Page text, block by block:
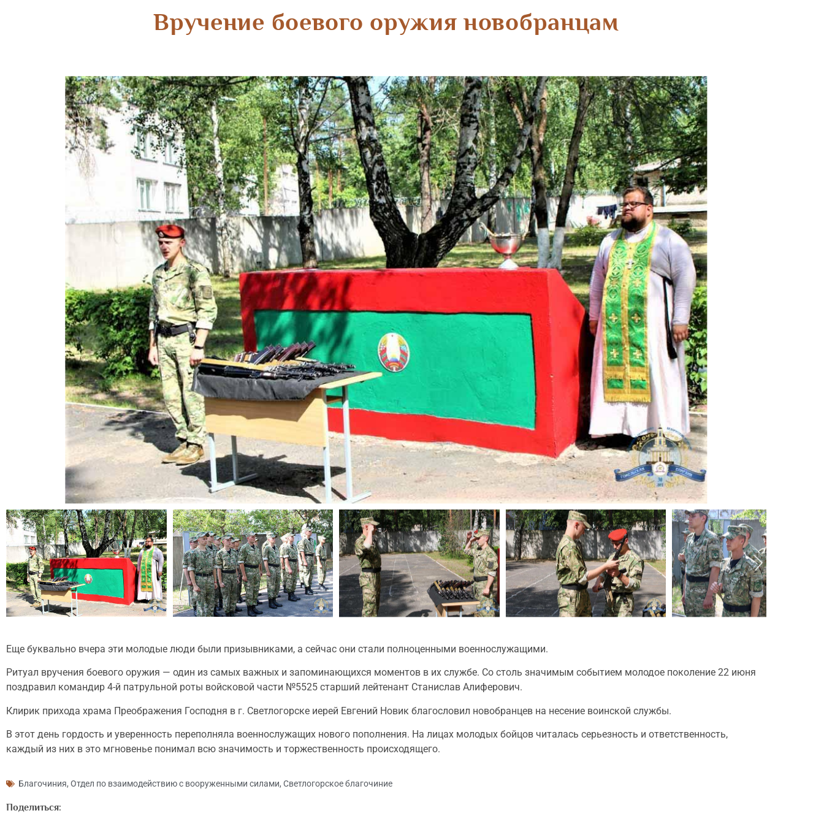
Вручение боевого оружия новобранцам
Еще буквально вчера эти молодые люди были призывниками, а сейчас они стали полноценными военнослужащими.
Ритуал вручения боевого оружия — один из самых важных и запоминающихся моментов в их службе. Со столь значимым событием молодое поколение 22 июня
поздравил командир 4-й патрульной роты войсковой части №5525 старший лейтенант Станислав Алиферович.
Клирик прихода храма Преображения Господня в г. Светлогорске иерей Евгений Новик благословил новобранцев на несение воинской службы.
В этот день гордость и уверенность переполняла военнослужащих нового пополнения. На лицах молодых бойцов читалась серьезность и ответственность,
каждый из них в это мгновенье понимал всю значимость и торжественность происходящего.
Благочиния, Отдел по взаимодействию с вооруженными силами, Светлогорское благочиние
Поделиться: